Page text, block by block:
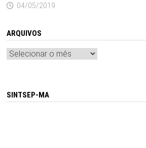
04/05/2019
ARQUIVOS
Arquivos
SINTSEP-MA